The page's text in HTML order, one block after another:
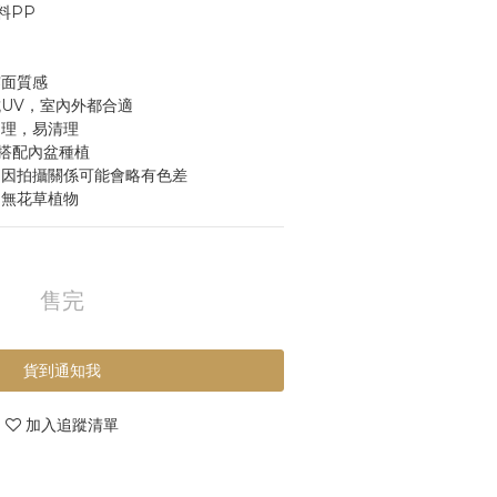
PP
質感
，室內外都合適
，易清理
配內盆種植
拍攝關係可能會略有色差
花草植物
售完
貨到通知我
加入追蹤清單